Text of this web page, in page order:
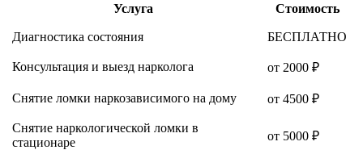
Услуга Стоимость
Диагностика состояния БЕСПЛАТНО
Консультация и выезд нарколога от 2000 ₽
Снятие ломки наркозависимого на дому от 4500 ₽
Снятие наркологической ломки в
стационаре
от 5000 ₽